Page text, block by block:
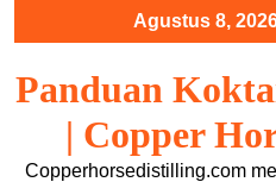
Agustus 8,
Panduan
| Copper
Copperhorsedistilling.com